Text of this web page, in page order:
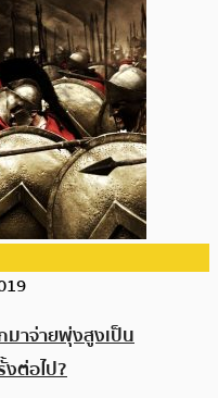
มาจ่ายพุ่งสูงเป็น
ต่อไป?